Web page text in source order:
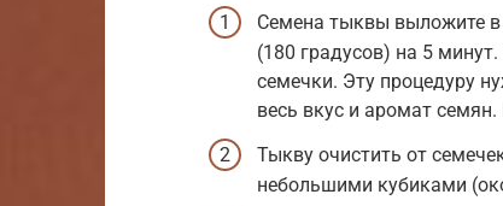
Семена тыквы выложите
(180 градусов) на 5
семечки. Эту процедуру
весь вкус и аромат
Тыкву очистить от
небольшими кубиками